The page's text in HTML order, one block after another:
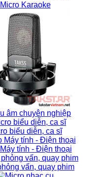
Micro Karaoke
âm chuyên nghiệp
biểu diễn, ca sĩ
tính - Điện thoại
vấn, quay phim